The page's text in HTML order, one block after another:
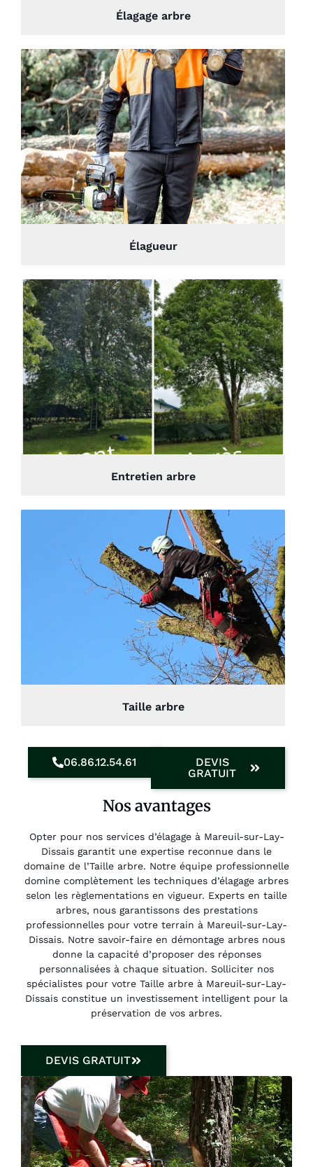
Élagage arbre
Élagueur
Entretien arbre
Taille arbre
06.86.12.54.61
DEVIS
GRATUIT
Nos avantages
Opter pour nos services d’élagage à Mareuil-sur-Lay-
Dissais garantit une expertise reconnue dans le
domaine de l’Taille arbre. Notre équipe professionnelle
domine complètement les techniques d’élagage arbres
selon les règlementations en vigueur. Experts en taille
arbres, nous garantissons des prestations
professionnelles pour votre terrain à Mareuil-sur-Lay-
Dissais. Notre savoir-faire en démontage arbres nous
donne la capacité d’proposer des réponses
personnalisées à chaque situation. Solliciter nos
spécialistes pour votre Taille arbre à Mareuil-sur-Lay-
Dissais constitue un investissement intelligent pour la
préservation de vos arbres.
DEVIS GRATUIT